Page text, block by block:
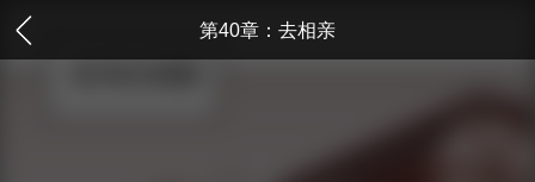
第40章：去相亲